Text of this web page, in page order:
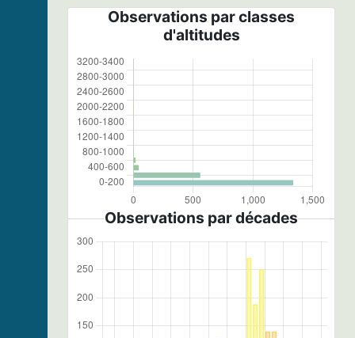
Observations par classes
d'altitudes
Observations par décades